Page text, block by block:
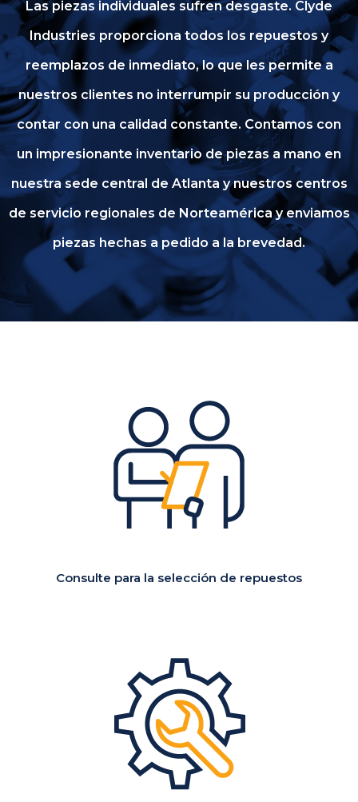
Las piezas individuales sufren desgaste. Clyde
Industries proporciona todos los repuestos y
reemplazos de inmediato, lo que les permite a
nuestros clientes no interrumpir su producción y
contar con una calidad constante. Contamos con
un impresionante inventario de piezas a mano en
nuestra sede central de Atlanta y nuestros centros
de servicio regionales de Norteamérica y enviamos
piezas hechas a pedido a la brevedad.
Consulte para la selección de repuestos